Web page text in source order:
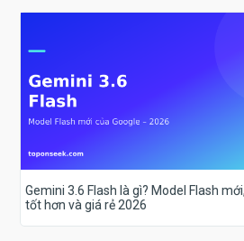
Gemini 3.6 Flash là gì? Model Flash
tốt hơn và giá rẻ 2026